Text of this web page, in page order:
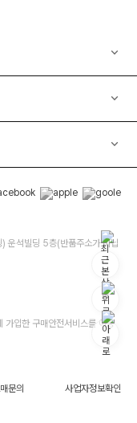
석빌딩 5층(반품주소가 아닙
가입한 구매안전서비스를 이용
문의 사업자정보확인